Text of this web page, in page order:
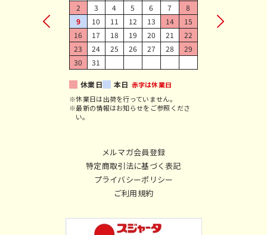
メルマガ会員登録
特定商取引法に基づく表記
プライバシーポリシー
ご利用規約
2
3 4 5 6 7
8
9
10 11 12 13 14
15
16
17 18 19 20 21
22
23
24 25 26 27 28
29
30
31
休業日 本日 赤字は休業日
※休業日は出荷を行っていません。
※最新の情報はお知らせをご参照くださ
い。